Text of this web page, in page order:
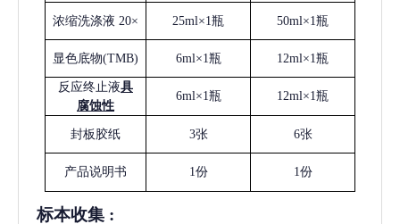
浓缩洗涤液 20× 25ml×1瓶 50ml×1瓶
显色底物(TMB) 6ml×1瓶 12ml×1瓶
反应终止液具
腐蚀性
6ml×1瓶 12ml×1瓶
封板胶纸 3张 6张
产品说明书 1份 1份
标本收集 :